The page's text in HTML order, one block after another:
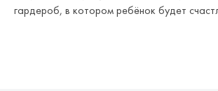
гардероб, в котором ребёнок будет